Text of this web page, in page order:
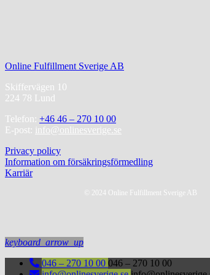
Online Fulfillment Sverige AB
Skiffervägen 10
224 78 Lund
Telefon: +46 46 – 270 10 00
E-post: info@onlinesverige.se
Privacy policy
Information om försäkringsförmedling
Karriär
© 2024 Online Fulfillment Sverige AB
keyboard_arrow_up
046 – 270 10 00 046 – 270 10 00